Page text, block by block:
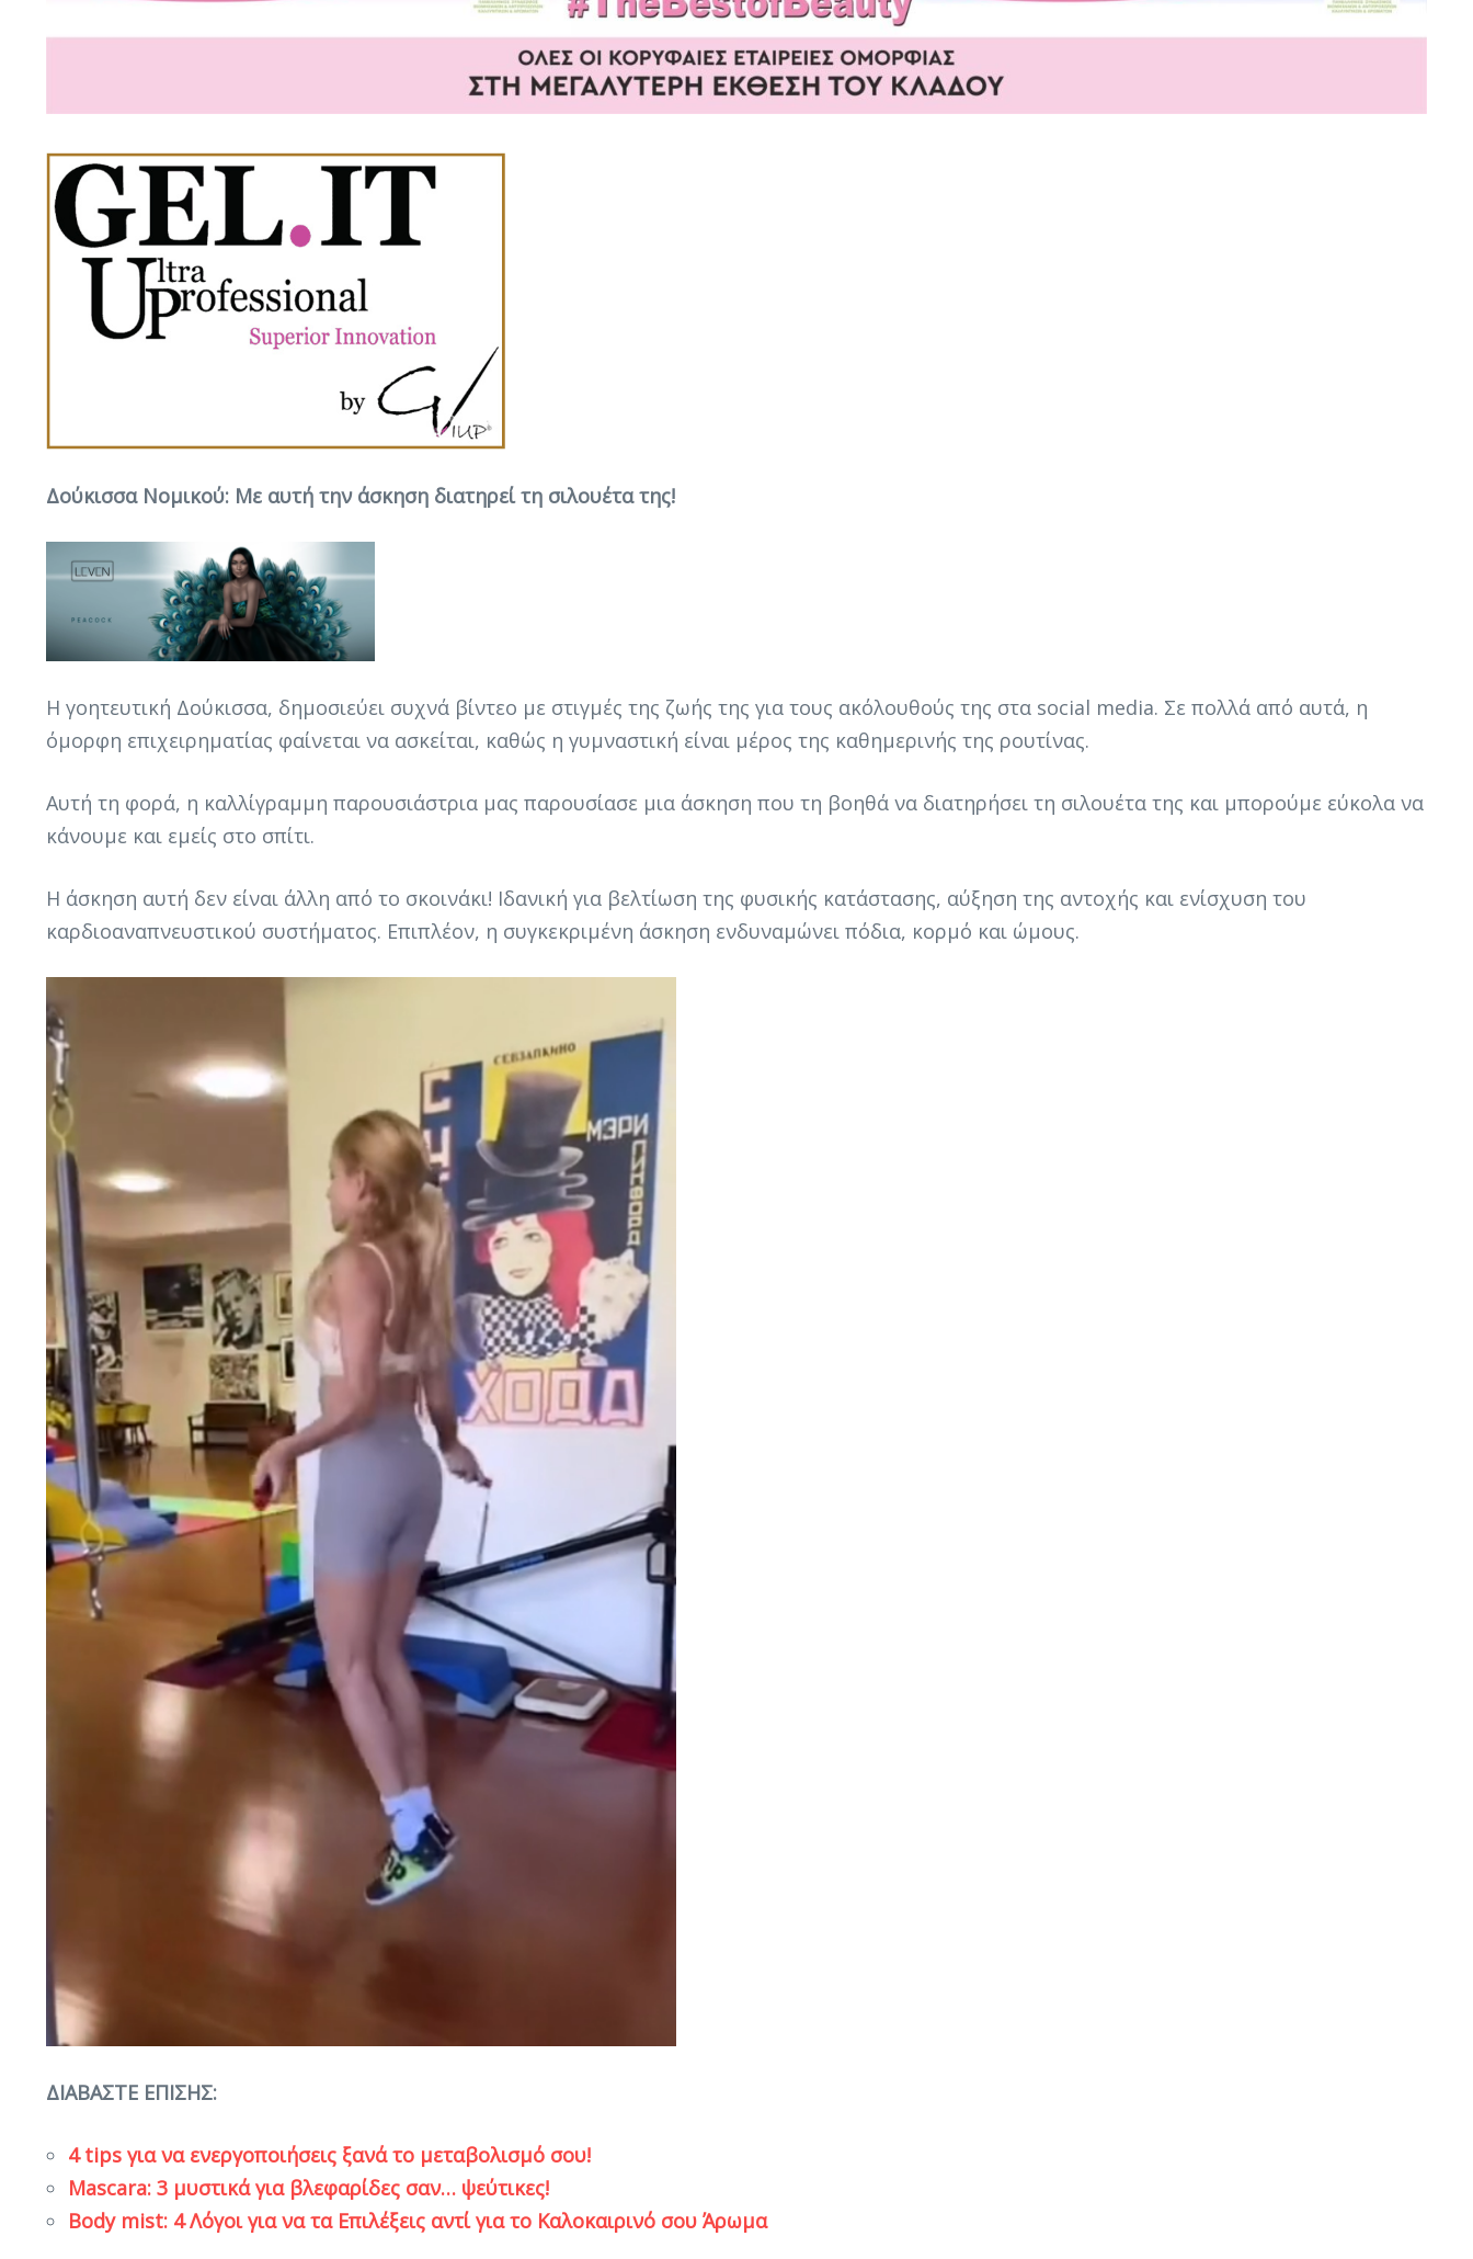
Δούκισσα Νομικού: Με αυτή την άσκηση διατηρεί τη σιλουέτα της!
Η γοητευτική Δούκισσα, δημοσιεύει συχνά βίντεο με στιγμές της ζωής της για τους ακόλουθούς της στα social media. Σε πολλά από αυτά, η
όμορφη επιχειρηματίας φαίνεται να ασκείται, καθώς η γυμναστική είναι μέρος της καθημερινής της ρουτίνας.
Αυτή τη φορά, η καλλίγραμμη παρουσιάστρια μας παρουσίασε μια άσκηση που τη βοηθά να διατηρήσει τη σιλουέτα της και μπορούμε εύκολα να
κάνουμε και εμείς στο σπίτι.
Η άσκηση αυτή δεν είναι άλλη από το σκοινάκι! Ιδανική για βελτίωση της φυσικής κατάστασης, αύξηση της αντοχής και ενίσχυση του
καρδιοαναπνευστικού συστήματος. Επιπλέον, η συγκεκριμένη άσκηση ενδυναμώνει πόδια, κορμό και ώμους.
ΔΙΑΒΑΣΤΕ ΕΠΙΣΗΣ:
4 tips για να ενεργοποιήσεις ξανά το μεταβολισμό σου!
Mascara: 3 μυστικά για βλεφαρίδες σαν… ψεύτικες!
Body mist: 4 Λόγοι για να τα Επιλέξεις αντί για το Καλοκαιρινό σου Άρωμα